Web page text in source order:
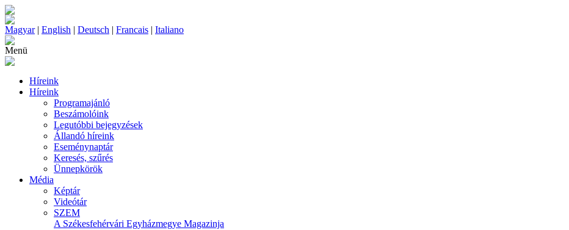
Magyar| English | Deutsch | Francais | Italiano
Menü
Híreink
Híreink
Programajánló
Beszámolóink
Legutóbbi bejegyzések
Állandó híreink
Eseménynaptár
Keresés, szűrés
Ünnepkörök
Média
Képtár
Videótár
SZEM
A Székesfehérvári Egyházmegye Magazinja